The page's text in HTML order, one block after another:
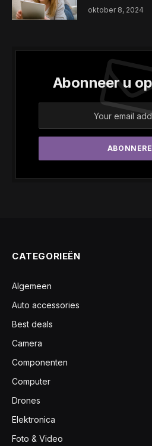
oktober 8, 2024
Abonneer u
CATEGORIEËN
Algemeen
Auto accessories
Best deals
Camera
Componenten
Computer
Drones
Elektronica
Foto & Video